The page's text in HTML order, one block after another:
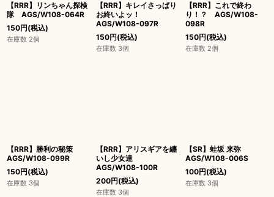
【RRR】リンちゃん探検
隊 AGS/W108-064R
150円(税込)
在庫数 2個
【RRR】キレイさっぱり
お終いよッ！
AGS/W108-097R
150円(税込)
在庫数 3個
【RRR】これで終わ
り！？ AGS/W108-
098R
150円(税込)
在庫数 2個
【RRR】勝利の秘策
AGS/W108-099R
150円(税込)
在庫数 3個
【RRR】アリスギアを纏
いし少女達
AGS/W108-100R
200円(税込)
在庫数 3個
【SR】蛙坂 来弥
AGS/W108-006S
100円(税込)
在庫数 3個